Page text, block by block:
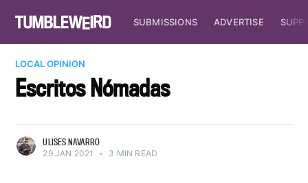
SUBMISSIONS ADVERTISE
LOCAL OPINION
Escritos Nómadas
ULISES NAVARRO
29 JAN 2021 • 3 MIN READ